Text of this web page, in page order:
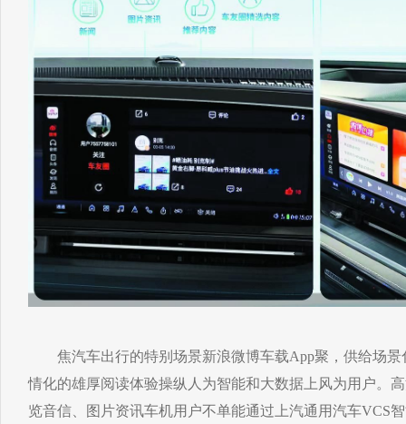
焦汽车出行的特别场景新浪微博车载App聚，供给场景
情化的雄厚阅读体验操纵人为智能和大数据上风为用户。
览音信、图片资讯车机用户不单能通过上汽通用汽车VCS